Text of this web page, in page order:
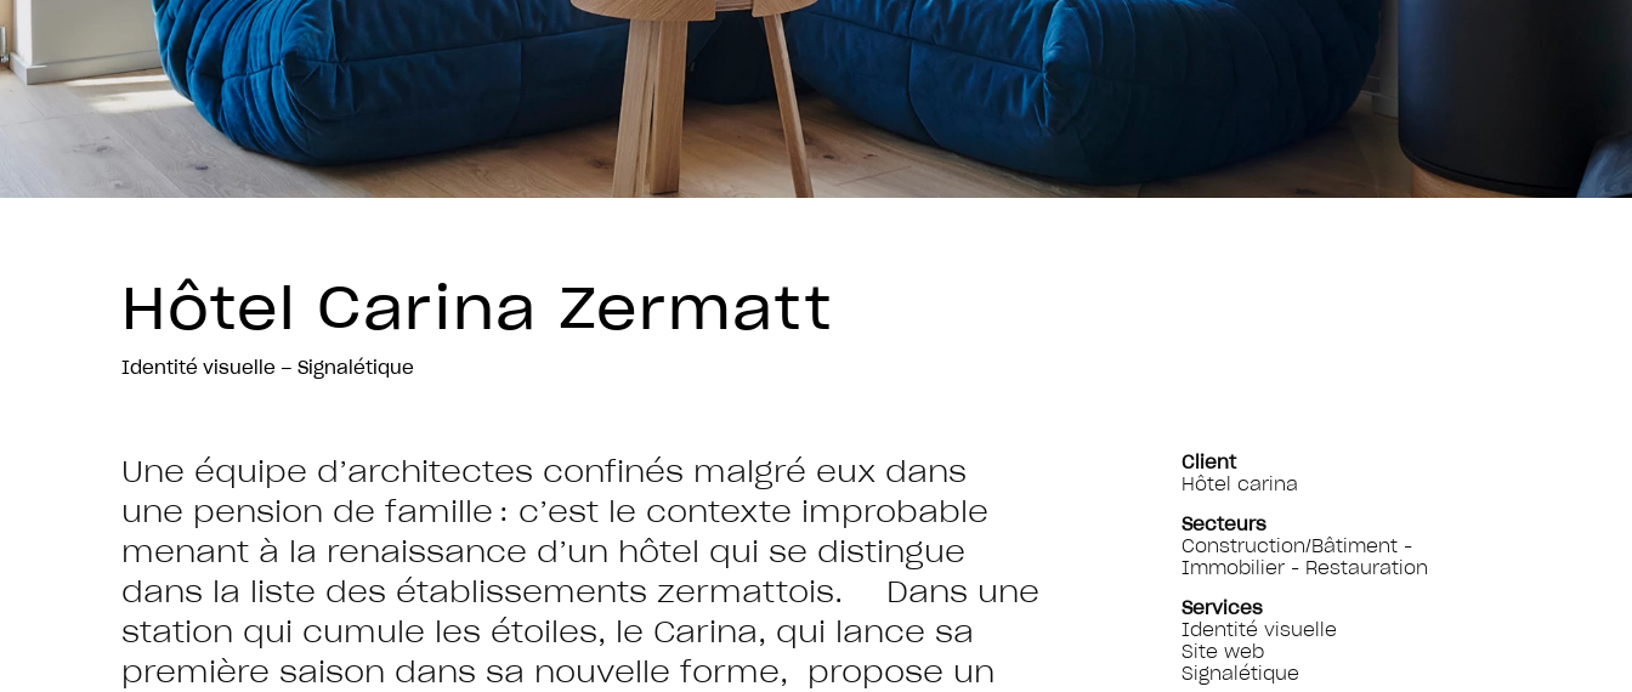
Hôtel Carina Zermatt
Identité visuelle – Signalétique
Une équipe d’architectes confinés malgré eux dans
une pension de famille : c’est le contexte improbable
menant à la renaissance d’un hôtel qui se distingue
dans la liste des établissements zermattois. Dans une
station qui cumule les étoiles, le Carina, qui lance sa
première saison dans sa nouvelle forme, propose un
Client
Hôtel carina
Secteurs
Construction/Bâtiment -
Immobilier - Restauration
Services
Identité visuelle
Site web
Signalétique